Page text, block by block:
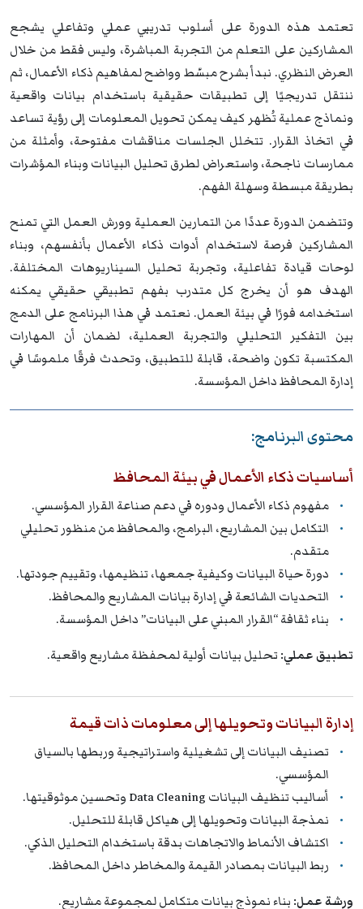
تعتمد هذه الدورة على أسلوب تدريبي عملي وتفاعلي يشجع
المشاركين على التعلم من التجربة المباشرة، وليس فقط من خلال
العرض النظري. نبدأ بشرح مبسّط وواضح لمفاهيم ذكاء الأعمال، ثم
ننتقل تدريجيًا إلى تطبيقات حقيقية باستخدام بيانات واقعية
ونماذج عملية تُظهر كيف يمكن تحويل المعلومات إلى رؤية تساعد
في اتخاذ القرار. تتخلل الجلسات مناقشات مفتوحة، وأمثلة من
ممارسات ناجحة، واستعراض لطرق تحليل البيانات وبناء المؤشرات
بطريقة مبسطة وسهلة الفهم.
وتتضمن الدورة عددًا من التمارين العملية وورش العمل التي تمنح
المشاركين فرصة لاستخدام أدوات ذكاء الأعمال بأنفسهم، وبناء
لوحات قيادة تفاعلية، وتجربة تحليل السيناريوهات المختلفة.
الهدف هو أن يخرج كل متدرب بفهم تطبيقي حقيقي يمكنه
استخدامه فورًا في بيئة العمل. نعتمد في هذا البرنامج على الدمج
بين التفكير التحليلي والتجربة العملية، لضمان أن المهارات
المكتسبة تكون واضحة، قابلة للتطبيق، وتحدث فرقًا ملموسًا في
إدارة المحافظ داخل المؤسسة.
محتوى البرنامج:
أساسيات ذكاء الأعمال في بيئة المحافظ
مفهوم ذكاء الأعمال ودوره في دعم صناعة القرار المؤسسي.
التكامل بين المشاريع، البرامج، والمحافظ من منظور تحليلي
متقدم.
دورة حياة البيانات وكيفية جمعها، تنظيمها، وتقييم جودتها.
التحديات الشائعة في إدارة بيانات المشاريع والمحافظ.
بناء ثقافة “القرار المبني على البيانات” داخل المؤسسة.
تطبيق عملي: تحليل بيانات أولية لمحفظة مشاريع واقعية.
إدارة البيانات وتحويلها إلى معلومات ذات قيمة
تصنيف البيانات إلى تشغيلية واستراتيجية وربطها بالسياق
المؤسسي.
أساليب تنظيف البيانات Data Cleaning وتحسين موثوقيتها.
نمذجة البيانات وتحويلها إلى هياكل قابلة للتحليل.
اكتشاف الأنماط والاتجاهات بدقة باستخدام التحليل الذكي.
ربط البيانات بمصادر القيمة والمخاطر داخل المحافظ.
ورشة عمل: بناء نموذج بيانات متكامل لمجموعة مشاريع.